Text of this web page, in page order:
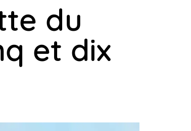
du
et dix